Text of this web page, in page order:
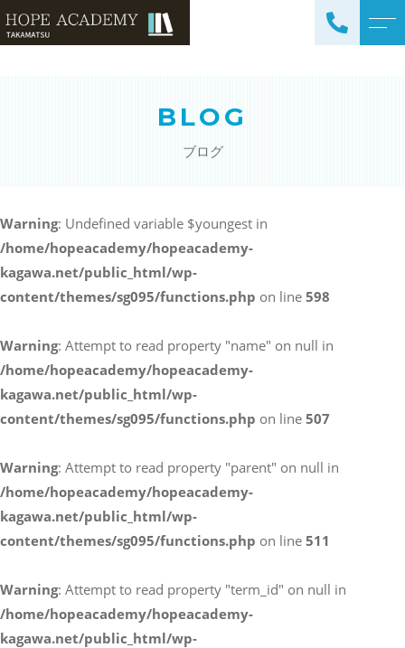
（4科目）
中学生コース（5科目）
高校生コース（3科目）
英会話コース（幼児～小学
校低学年）
087-887-7663
Webからのお問い合わせ
CONTACT
BLOG
ブログ
Warning: Undefined variable $youngest in
/home/hopeacademy/hopeacademy-
kagawa.net/public_html/wp-
content/themes/sg095/functions.php on line 598
Warning: Attempt to read property "name" on null in
/home/hopeacademy/hopeacademy-
kagawa.net/public_html/wp-
content/themes/sg095/functions.php on line 507
Warning: Attempt to read property "parent" on null in
/home/hopeacademy/hopeacademy-
kagawa.net/public_html/wp-
content/themes/sg095/functions.php on line 511
Warning: Attempt to read property "term_id" on null in
/home/hopeacademy/hopeacademy-
kagawa.net/public_html/wp-